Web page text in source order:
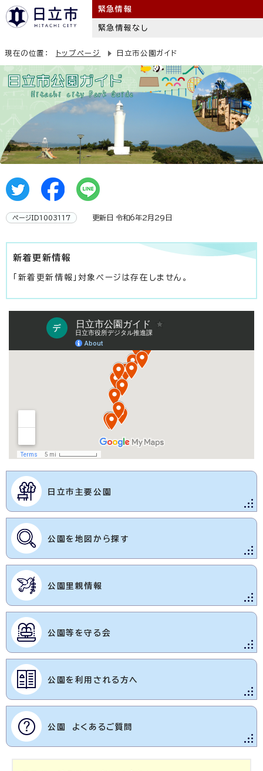
緊急情報
緊急情報なし
現在の位置： トップページ 日立市公園ガイド
ページID1003117 更新日 令和6年2月29日
新着更新情報
「新着更新情報」対象ページは存在しません。
日立市主要公園
公園を地図から探す
公園里親情報
公園等を守る会
公園を利用される方へ
公園 よくあるご質問